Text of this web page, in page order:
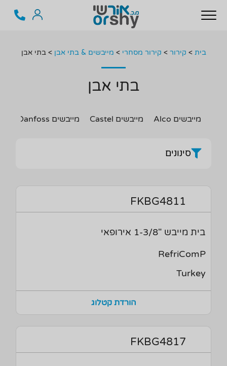
בית > קירור > קירור מסחרי > מייבשים & בתי אבן >בתי אבן
בתי אבן
מייבשים Alco מייבשים Castel מייבשים Danfoss
סינונים
FKBG4811
בית מייבש "1-3/8 אירופאי
RefriComP
Turkey
הורדת קטלוג
FKBG4817